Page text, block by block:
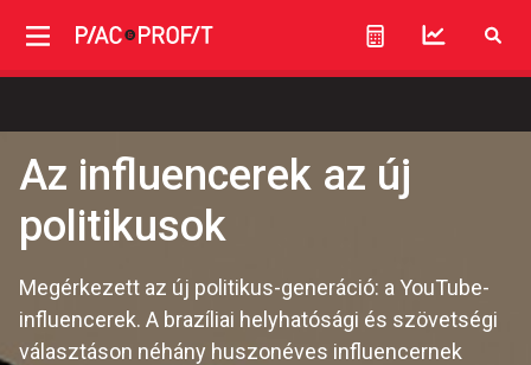
Az influencerek az új
politikusok
Megérkezett az új politikus-generáció: a YouTube-
influencerek. A brazíliai helyhatósági és szövetségi
választáson néhány huszonéves influencernek